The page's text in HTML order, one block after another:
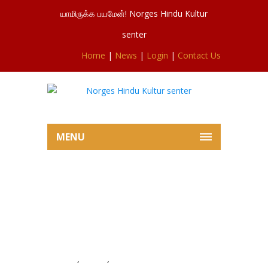
யாமிருக்க பயமேன்! Norges Hindu Kultur
senter
Home | News | Login | Contact Us
MENU